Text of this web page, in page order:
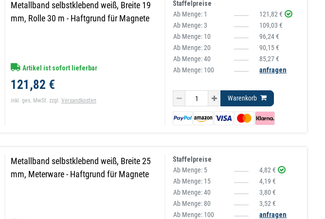
Metallband selbstklebend weiß, Breite 19
mm, Rolle 30 m - Haftgrund für Magnete
Artikel ist sofort lieferbar
121,82 €
inkl. ges. MwSt. zzgl.Versandkosten
Staffelpreise
Ab Menge: 1
121,82 €
Ab Menge:3
109,03 €
Ab Menge: 10
96,24 €
Ab Menge:20
90,15 €
Ab Menge:40
85,27 €
Ab Menge: 100
anfragen
Warenkorb
Metallband selbstklebend weiß, Breite 25
mm, Meterware - Haftgrund für Magnete
Staffelpreise
Ab Menge: 5
4,82 €
Ab Menge: 15
4,19 €
Ab Menge:40
3,80 €
Ab Menge: 80
3,52 €
Ab Menge: 100
anfragen